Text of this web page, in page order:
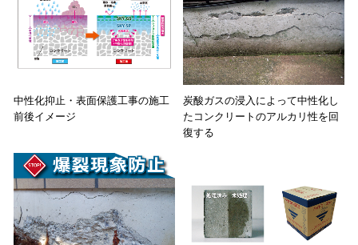
中性化抑止・表面保護工事の施工
前後イメージ
炭酸ガスの浸入によって中性化し
たコンクリートのアルカリ性を回
復する